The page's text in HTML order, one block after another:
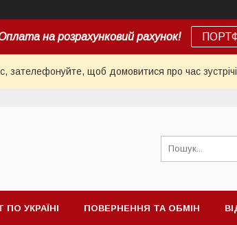
на розрахунковий рахунок!
зателефонуйте, щоб домовитися про час
ПО УКРАЇНІ ПОВЕРНЕННЯ ТА ОБМІН